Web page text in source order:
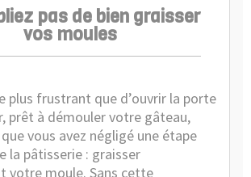
pas de bien graisser
vos moules
plus frustrant que d’ouvrir la porte
prêt à démouler votre gâteau,
vous avez négligé une étape
la pâtisserie : graisser
votre moule. Sans cette